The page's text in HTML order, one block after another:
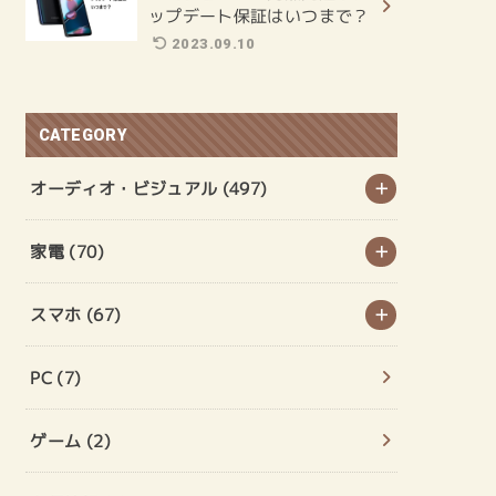
ップデート保証はいつまで？
2023.09.10
CATEGORY
オーディオ・ビジュアル (497)
家電 (70)
スマホ (67)
PC (7)
ゲーム (2)